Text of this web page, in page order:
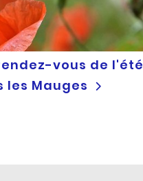
vous de l'été
les Mauges